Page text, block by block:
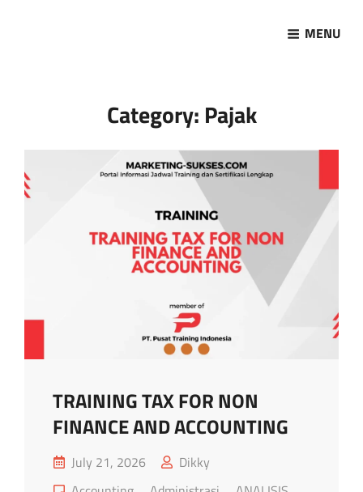
MENU
Category: Pajak
TRAINING TAX FOR NON
FINANCE AND ACCOUNTING
Posted
on
July 21, 2026
Dikky